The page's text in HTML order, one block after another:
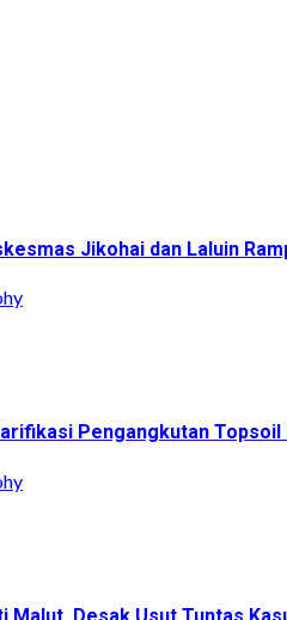
Jikohai dan Laluin
Pengangkutan Topsoil